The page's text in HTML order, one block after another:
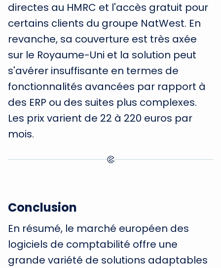
directes au HMRC et l'accès gratuit pour
certains clients du groupe NatWest. En
revanche, sa couverture est très axée
sur le Royaume-Uni et la solution peut
s'avérer insuffisante en termes de
fonctionnalités avancées par rapport à
des ERP ou des suites plus complexes.
Les prix varient de 22 à 220 euros par
mois.
Conclusion
En résumé, le marché européen des
logiciels de comptabilité offre une
grande variété de solutions adaptables